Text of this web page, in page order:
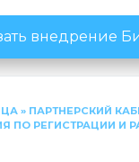
внедрение
» ПАРТНЕРСКИЙ
ПО РЕГИСТРАЦИИ И